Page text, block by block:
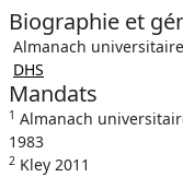
Biographie et
Almanach
DHS
Mandats
1 Almanach
1983
2 Kley 2011